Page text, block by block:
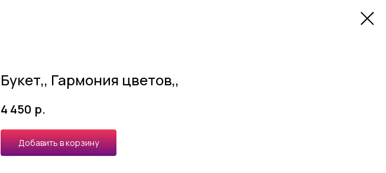
Букет,, Гармония цветов,,
4 450 р.
Добавить в корзину